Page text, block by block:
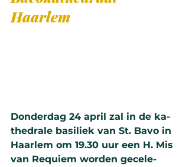
Haarlem
Donder­dag 24 april zal in de ka­
the­drale basiliek van St. Bavo in
Haar­lem om 19.30 uur een H. Mis
van Requiem wor­den gece­le­